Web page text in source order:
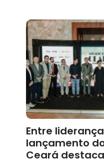
Entre
lançamento
Ceará